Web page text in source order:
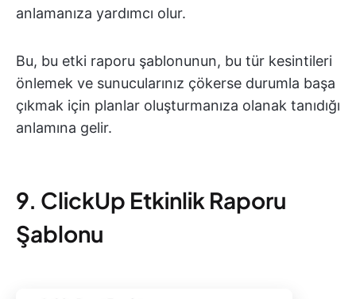
anlamanıza yardımcı olur.
Bu, bu etki raporu şablonunun, bu tür kesintileri
önlemek ve sunucularınız çökerse durumla başa
çıkmak için planlar oluşturmanıza olanak tanıdığı
anlamına gelir.
9. ClickUp Etkinlik Raporu
Şablonu